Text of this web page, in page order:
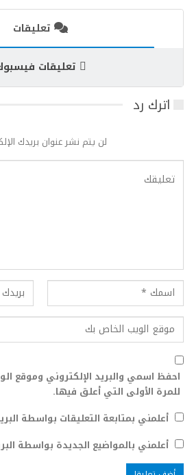
تعليقات
تعليقات
اترك رد
لن يتم نشر عنوان بريدك
احفظ اسمي والبريد الإلكتروني وموقع
للمرة الأولى التي أعلق فيها.
أعلمني بمتابعة التعليقات بواسطة
أعلمني بالمواضيع الجديدة بواسطة